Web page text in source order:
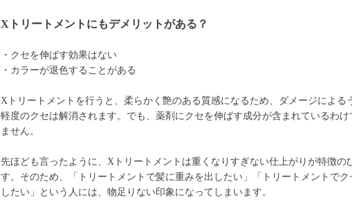
Xトリートメントにもデメリットがある？
・クセを伸ばす効果はない
・カラーが退色することがある
Xトリートメントを行うと、柔らかく艶のある質感になるため、ダメージによる
軽度のクセは解消されます。でも、薬剤にクセを伸ばす成分が含まれているわけ
ません。
先ほども言ったように、Xトリートメントは重くなりすぎない仕上がりが特徴の
す。そのため、「トリートメントで髪に重みを出したい」「トリートメントでク
したい」という人には、物足りない印象になってしまいます。